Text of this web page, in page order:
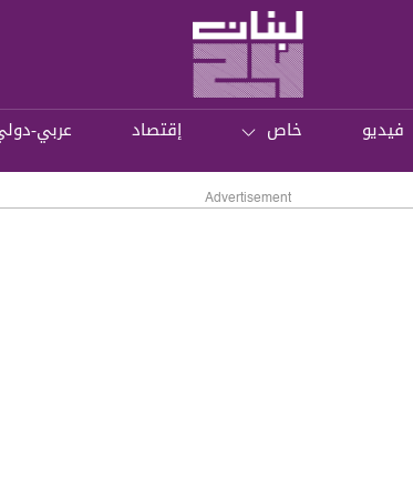
فيديو خاص إقتصاد عربي-
Advertisement